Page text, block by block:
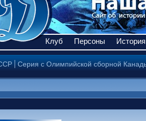
Клуб Персоны История
Серия с Олимпийской сборной